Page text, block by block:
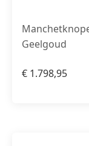
Geelgoud
€ 1.798,95